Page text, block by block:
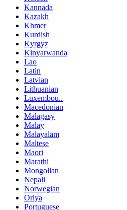
Kannada
Kazakh
Khmer
Kurdish
Kyrgyz
Kinyarwanda
Lao
Latin
Latvian
Lithuanian
Luxembou..
Macedonian
Malagasy
Malay
Malayalam
Maltese
Maori
Marathi
Mongolian
Nepali
Norwegian
Oriya
Portuguese